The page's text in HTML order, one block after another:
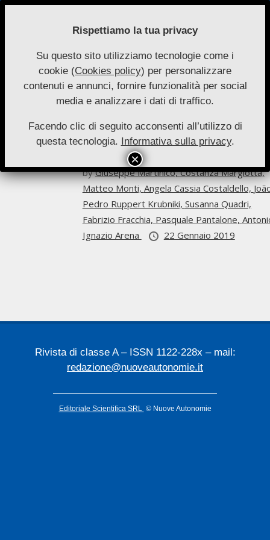
Skip
Nuove
Autonomie
Primary
Navigation
Menu
Margiotta
Archivio
Nuove Autonomie 1-2019
byGiuseppe Martinico,Costanza Margiotta,
Matteo Monti, Angela Cassia Costaldello,
Pedro Ruppert Krubniki, Susanna Quadri,
Fabrizio Fracchia, Pasquale Pantalone,
Ignazio Arena
22 Gennaio 2019
Rivista di classe A – ISSN 1122-228x – mail:
redazione@nuoveautonomie.it
Editoriale Scientifica SRL © Nuove Autonomie
Rispettiamo la tua privacy
Su questo sito utilizziamo tecnologie come i
cookie (Cookies policy) per personalizzare
contenuti e annunci, fornire funzionalità per social
media e analizzare i dati di traffico.
Facendo clic di seguito acconsenti all’utilizzo di
questa tecnologia. Informativa sulla privacy.